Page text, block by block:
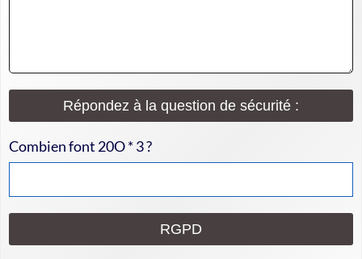
Répondez à la question de sécurité :
Combien font 20O * 3 ?
RGPD